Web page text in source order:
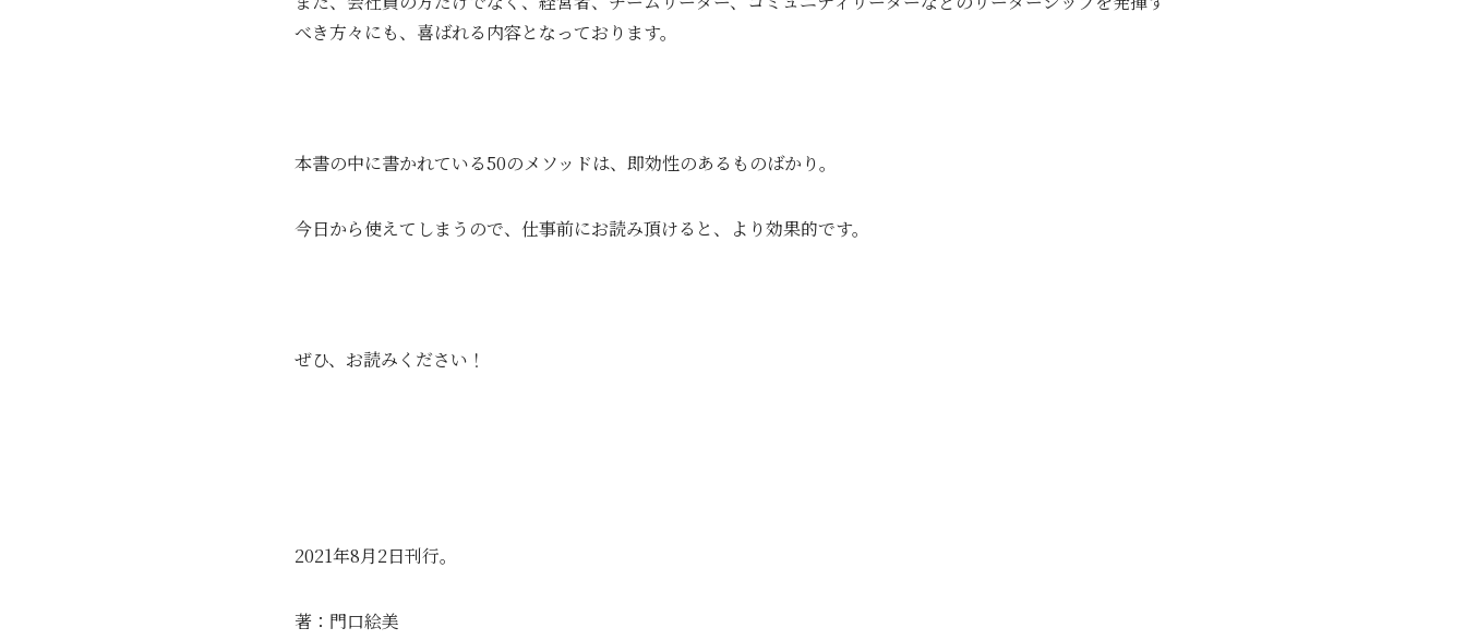
べき方々にも、喜ばれる内容となっております。
本書の中に書かれている50のメソッドは、即効性のあるものばかり。
今日から使えてしまうので、仕事前にお読み頂けると、より効果的です。
ぜひ、お読みください！
2021年8月2日刊行。
著：門口絵美